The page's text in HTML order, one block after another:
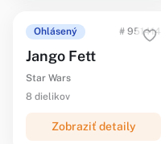
Ohlásený # 951414
Jango Fett
Star Wars
8 dielikov
Zobraziť detaily